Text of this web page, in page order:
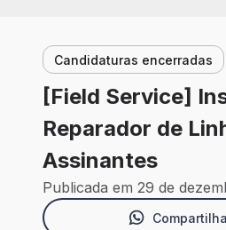
Candidaturas encerradas
[Field Service]
Reparador de
Assinantes
Publicada em 29 de